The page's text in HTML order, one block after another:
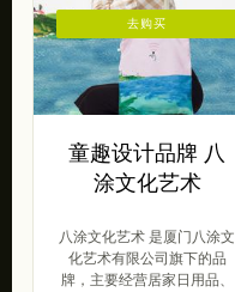
童趣设计品牌 八
涂文化艺术
八涂文化艺术 是厦门八涂文
化艺术有限公司旗下的品
牌，主要经营居家日用品、
去购买